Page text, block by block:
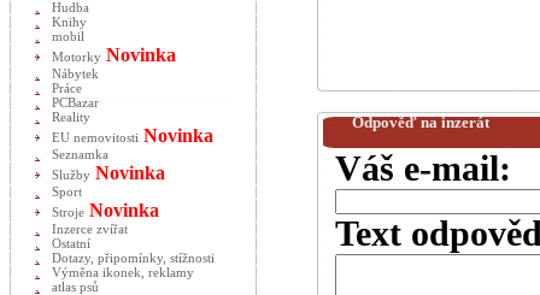
Odpověď na inzerát
Váš e-mail:
Text
Hudba
Knihy
mobil
Motorky Novinka
Nábytek
Práce
PCBazar
Reality
EU nemovitosti Novinka
Seznamka
Služby Novinka
Sport
Stroje Novinka
Inzerce zvířat
Ostatní
Dotazy, připomínky, stížnosti
Výměna ikonek, reklamy
atlas psů